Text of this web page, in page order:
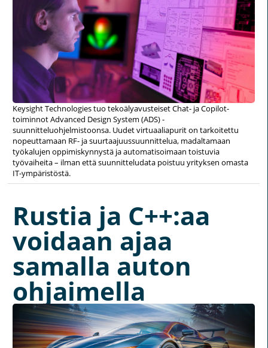
Keysight Technologies tuo tekoälyavusteiset Chat- ja Copilot-
toiminnot Advanced Design System (ADS) -
suunnitteluohjelmistoonsa. Uudet virtuaaliapurit on tarkoitettu
nopeuttamaan RF- ja suurtaajuussuunnittelua, madaltamaan
työkalujen oppimiskynnystä ja automatisoimaan toistuvia
työvaiheita – ilman että suunnitteludata poistuu yrityksen omasta
IT-ympäristöstä.
Rustia ja C++:aa
voidaan ajaa
samalla auton
ohjaimella